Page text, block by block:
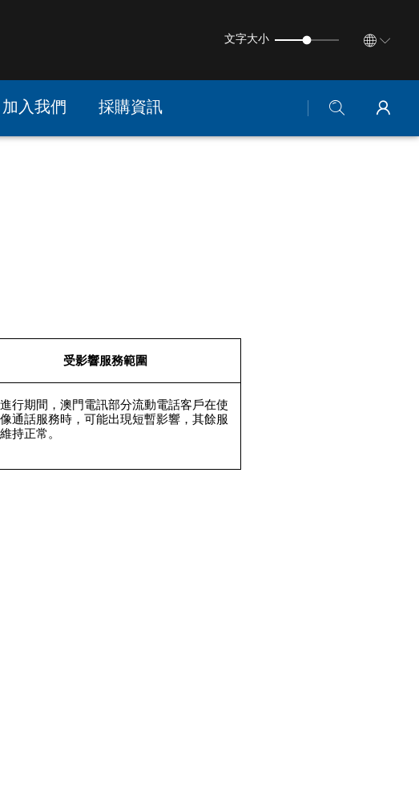
文字大小
加入我們 採購資訊
受影響服務範圍
行期間，澳門電訊部分流動電話客戶在使
通話服務時，可能出現短暫影響，其餘服
持正常。